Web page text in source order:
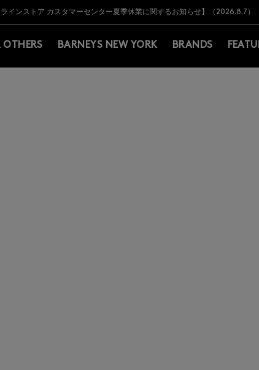
＞会員のお客様は11,000円（税込）以上のお買上げで常時送料無料！
【夏季休業に伴う出荷一時停止のお知らせ】(2026.8.7)
ラインストア カスタマーセンター夏季休業に関するお知らせ】（2026.8.7）
【夏季休業に伴う返品・交換承り一時停止のお知らせ】（2026.8.5）
熊本県を中心とした地震の影響によるお荷物のお届けについて
【開催中】SUMMER SALEのご案内・ご注意事項
＞会員のお客様は11,000円（税込）以上のお買上げで常時送料無料！
【夏季休業に伴う出荷一時停止のお知らせ】(2026.8.7)
OTHERS BARNEYS NEW YORK BRANDS